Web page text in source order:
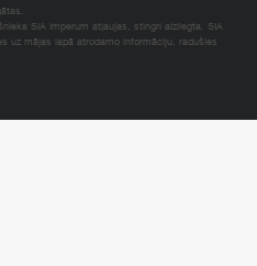
SIA Imperum atļaujas, stingri aizliegta. SIA
uz mājas lapā atrodamo informāciju, radušies